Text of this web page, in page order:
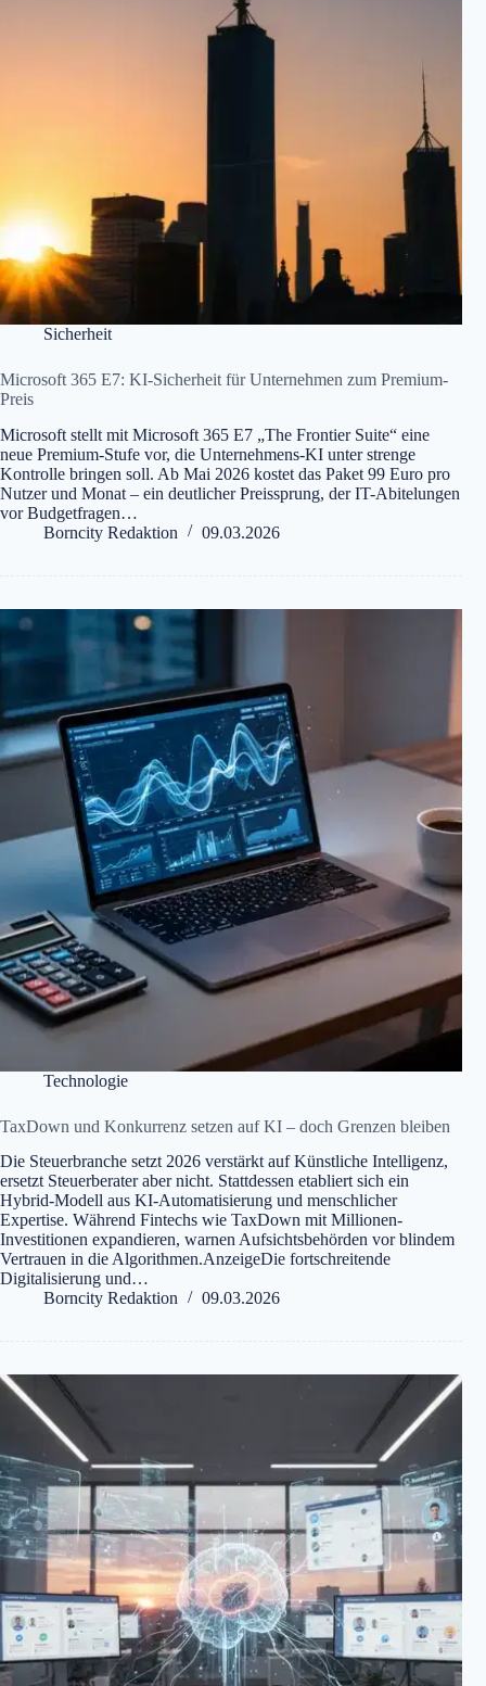
Sicherheit
Microsoft 365 E7: KI-Sicherheit für Unternehmen zum Premium-
Preis
Microsoft stellt mit Microsoft 365 E7 „The Frontier Suite“ eine
neue Premium-Stufe vor, die Unternehmens-KI unter strenge
Kontrolle bringen soll. Ab Mai 2026 kostet das Paket 99 Euro pro
Nutzer und Monat – ein deutlicher Preissprung, der IT-Abitelungen
vor Budgetfragen…
Borncity Redaktion
09.03.2026
Technologie
TaxDown und Konkurrenz setzen auf KI – doch Grenzen bleiben
Die Steuerbranche setzt 2026 verstärkt auf Künstliche Intelligenz,
ersetzt Steuerberater aber nicht. Stattdessen etabliert sich ein
Hybrid-Modell aus KI-Automatisierung und menschlicher
Expertise. Während Fintechs wie TaxDown mit Millionen-
Investitionen expandieren, warnen Aufsichtsbehörden vor blindem
Vertrauen in die Algorithmen.AnzeigeDie fortschreitende
Digitalisierung und…
Borncity Redaktion
09.03.2026